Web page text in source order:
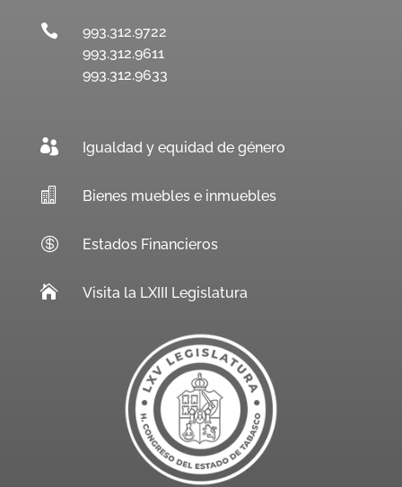

993.312.9722
993.312.9611
993.312.9633
 Igualdad y equidad de género
 Bienes muebles e inmuebles
 Estados Financieros
 Visita la LXIII Legislatura